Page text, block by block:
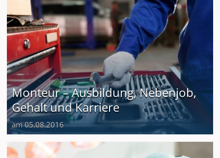
Monteur – Ausbildung, Nebenjob,
Gehalt und Karriere
am 05.08.2016